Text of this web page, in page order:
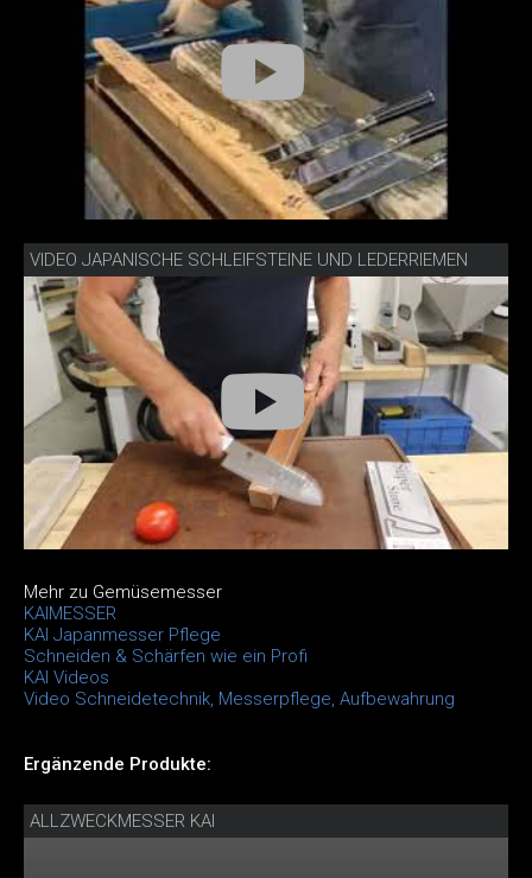
VIDEO JAPANISCHE SCHLEIFSTEINE UND LEDERRIEMEN
Mehr zu Gemüsemesser
KAIMESSER
KAI Japanmesser Pflege
Schneiden & Schärfen wie ein Profi
KAI Videos
Video Schneidetechnik, Messerpflege, Aufbewahrung
Ergänzende Produkte:
ALLZWECKMESSER KAI